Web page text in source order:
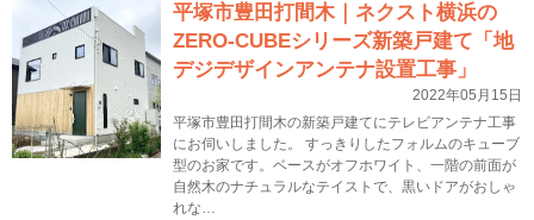
平塚市豊田打間木｜ネクスト横浜の
ZERO-CUBEシリーズ新築戸建て「地
デジデザインアンテナ設置工事」
2022年05月15日
平塚市豊田打間木の新築戸建てにテレビアンテナ工事
にお伺いしました。 すっきりしたフォルムのキューブ
型のお家です。ベースがオフホワイト、一階の前面が
自然木のナチュラルなテイストで、黒いドアがおしゃ
れな…